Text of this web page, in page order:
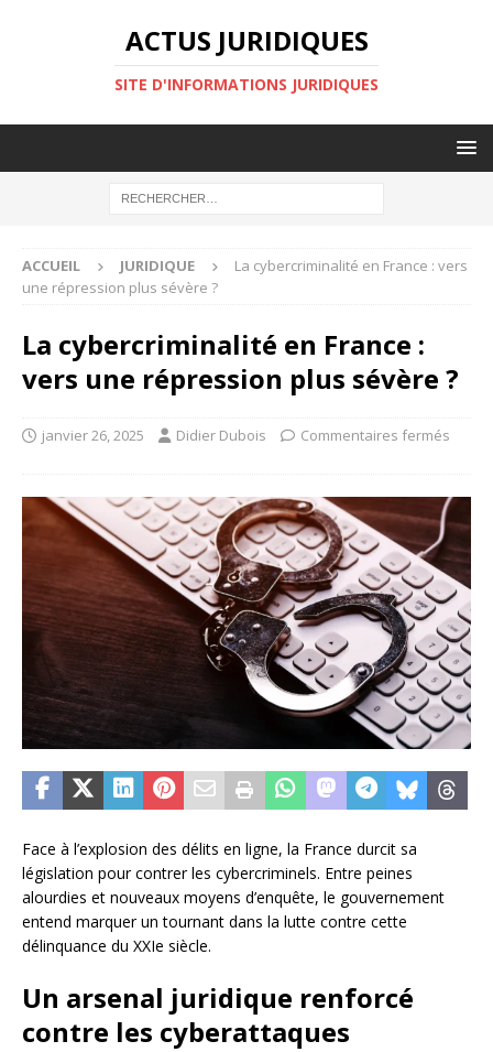
ACTUS JURIDIQUES
SITE D'INFORMATIONS JURIDIQUES
ACCUEIL JURIDIQUE
La cybercriminalité en France : vers
une répression plus sévère ?
La cybercriminalité en France :
vers une répression plus sévère ?
janvier 26, 2025 Didier Dubois Commentaires fermés
Face à l’explosion des délits en ligne, la France durcit sa
législation pour contrer les cybercriminels. Entre peines
alourdies et nouveaux moyens d’enquête, le gouvernement
entend marquer un tournant dans la lutte contre cette
délinquance du XXIe siècle.
Un arsenal juridique renforcé
contre les cyberattaques